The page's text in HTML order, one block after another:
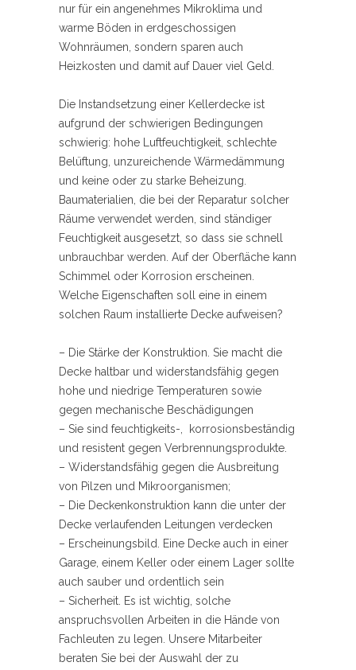
nur für ein angenehmes Mikroklima und
warme Böden in erdgeschossigen
Wohnräumen, sondern sparen auch
Heizkosten und damit auf Dauer viel Geld.
Die Instandsetzung einer Kellerdecke ist
aufgrund der schwierigen Bedingungen
schwierig: hohe Luftfeuchtigkeit, schlechte
Belüftung, unzureichende Wärmedämmung
und keine oder zu starke Beheizung.
Baumaterialien, die bei der Reparatur solcher
Räume verwendet werden, sind ständiger
Feuchtigkeit ausgesetzt, so dass sie schnell
unbrauchbar werden. Auf der Oberfläche kann
Schimmel oder Korrosion erscheinen.
Welche Eigenschaften soll eine in einem
solchen Raum installierte Decke aufweisen?
– Die Stärke der Konstruktion. Sie macht die
Decke haltbar und widerstandsfähig gegen
hohe und niedrige Temperaturen sowie
gegen mechanische Beschädigungen
– Sie sind feuchtigkeits-, korrosionsbeständig
und resistent gegen Verbrennungsprodukte.
– Widerstandsfähig gegen die Ausbreitung
von Pilzen und Mikroorganismen;
– Die Deckenkonstruktion kann die unter der
Decke verlaufenden Leitungen verdecken
– Erscheinungsbild. Eine Decke auch in einer
Garage, einem Keller oder einem Lager sollte
auch sauber und ordentlich sein
– Sicherheit. Es ist wichtig, solche
anspruchsvollen Arbeiten in die Hände von
Fachleuten zu legen. Unsere Mitarbeiter
beraten Sie bei der Auswahl der zu